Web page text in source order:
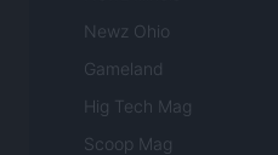
Newz Ohio
Gameland
Hig Tech Mag
Scoop Mag